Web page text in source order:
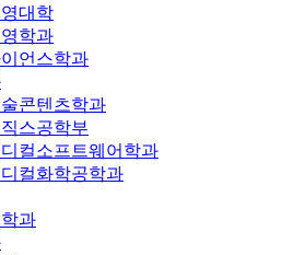
대학
학과
언스학과
콘텐츠학과
스공학부
컬소프트웨어학과
컬화학공학과
과